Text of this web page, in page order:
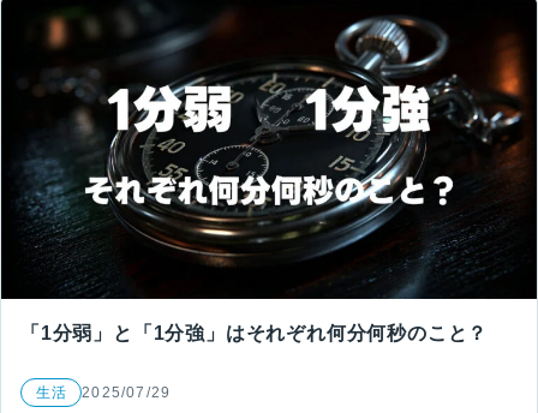
「1分弱」と「1分強」はそれぞれ何分何秒のこと？
生活 2025/07/29